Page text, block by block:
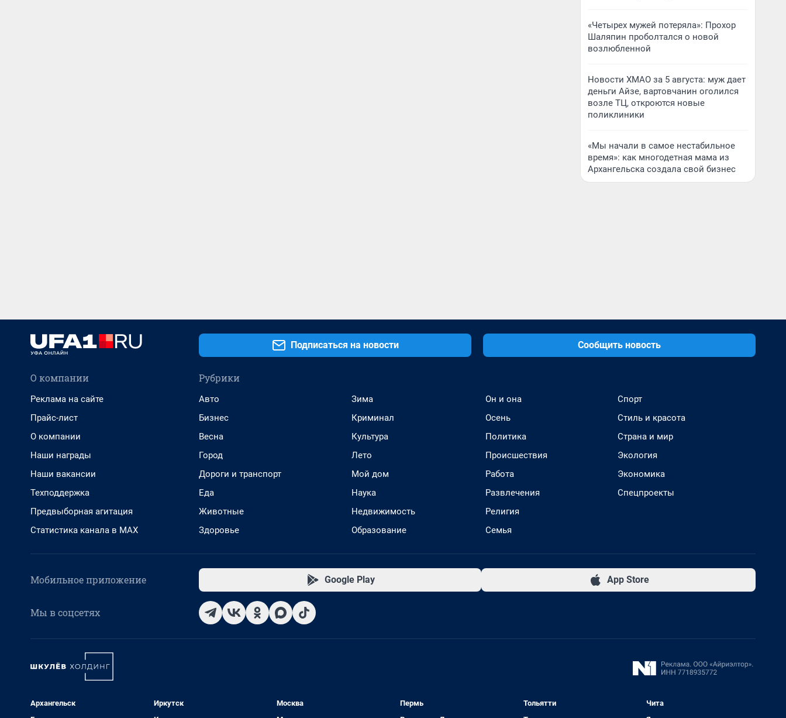
«Четырех мужей потеряла»: Прохор
Шаляпин проболтался о новой
возлюбленной
Новости ХМАО за 5 августа: муж дает
деньги Айзе, вартовчанин оголился
возле ТЦ, откроются новые
поликлиники
«Мы начали в самое нестабильное
время»: как многодетная мама из
Архангельска создала свой бизнес
Подписаться на новости Сообщить новость
О компании
Реклама на сайте
Прайс-лист
О компании
Наши награды
Наши вакансии
Техподдержка
Предвыборная агитация
Статистика канала в MAX
Рубрики
Авто
Бизнес
Весна
Город
Дороги и транспорт
Еда
Животные
Здоровье
Зима
Криминал
Культура
Лето
Мой дом
Наука
Недвижимость
Образование
Он и она
Осень
Политика
Происшествия
Работа
Развлечения
Религия
Семья
Спорт
Стиль и красота
Страна и мир
Экология
Экономика
Спецпроекты
Мобильное приложение Google Play App Store
Мы в соцсетях
Архангельск
Иркутск
Москва
Пермь
Тольятти
Чита